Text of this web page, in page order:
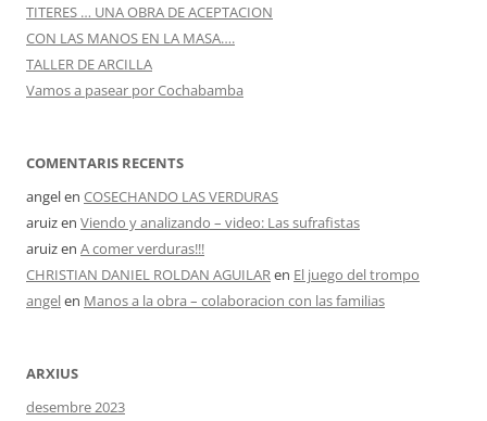
TITERES … UNA OBRA DE ACEPTACION
CON LAS MANOS EN LA MASA….
TALLER DE ARCILLA
Vamos a pasear por Cochabamba
COMENTARIS RECENTS
angelen COSECHANDO LAS VERDURAS
aruizen Viendo y analizando – video: Las sufrafistas
aruizen A comer verduras!!!
CHRISTIAN DANIEL ROLDAN AGUILARen El juego del trompo
angelen Manos a la obra – colaboracion con las familias
ARXIUS
desembre 2023